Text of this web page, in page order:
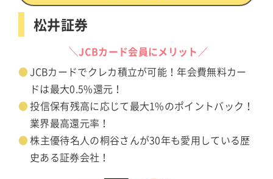
松井証券
＼JCBカード会員にメリット／
JCBカードでクレカ積立が可能！年会費無料カー
ドは最大0.5%還元！
投信保有残高に応じて最大1%のポイントバック！
業界最高還元率！
株主優待名人の桐谷さんが30年も愛用している歴
史ある証券会社！